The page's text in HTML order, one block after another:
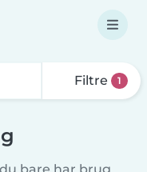
Filtre 1